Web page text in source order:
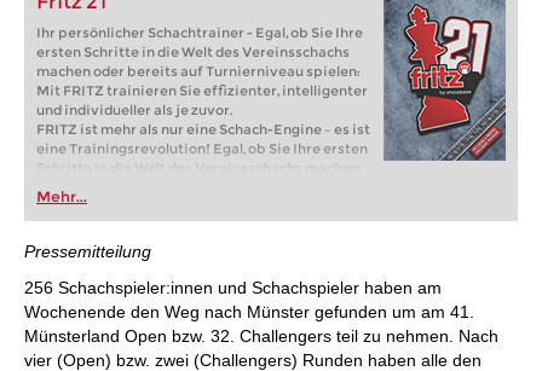
Ihr persönlicher Schachtrainer - Egal, ob Sie Ihre
ersten Schritte in die Welt des Vereinsschachs
machen oder bereits auf Turnierniveau spielen:
Mit FRITZ trainieren Sie effizienter, intelligenter
und individueller als je zuvor.
FRITZ ist mehr als nur eine Schach-Engine – es ist
eine Trainingsrevolution! Egal, ob Sie Ihre ersten
Schritte in die Welt des Vereinsschachs machen
oder bereits auf Turnierniveau spielen: Mit
FRITZ trainieren Sie effizienter, intelligenter und
individueller als je zuvor.
Mehr...
Pressemitteilung
256 Schachspieler:innen und Schachspieler haben am
Wochenende den Weg nach Münster gefunden um am 41.
Münsterland Open bzw. 32. Challengers teil zu nehmen. Nach
vier (Open) bzw. zwei (Challengers) Runden haben alle den